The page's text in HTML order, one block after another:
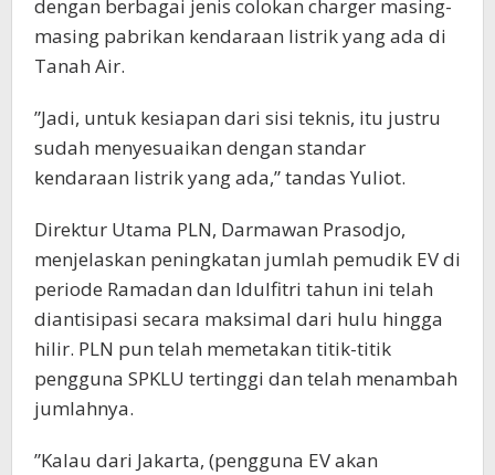
dengan berbagai jenis colokan charger masing-
masing pabrikan kendaraan listrik yang ada di
Tanah Air.
”Jadi, untuk kesiapan dari sisi teknis, itu justru
sudah menyesuaikan dengan standar
kendaraan listrik yang ada,” tandas Yuliot.
Direktur Utama PLN, Darmawan Prasodjo,
menjelaskan peningkatan jumlah pemudik EV di
periode Ramadan dan Idulfitri tahun ini telah
diantisipasi secara maksimal dari hulu hingga
hilir. PLN pun telah memetakan titik-titik
pengguna SPKLU tertinggi dan telah menambah
jumlahnya.
”Kalau dari Jakarta, (pengguna EV akan